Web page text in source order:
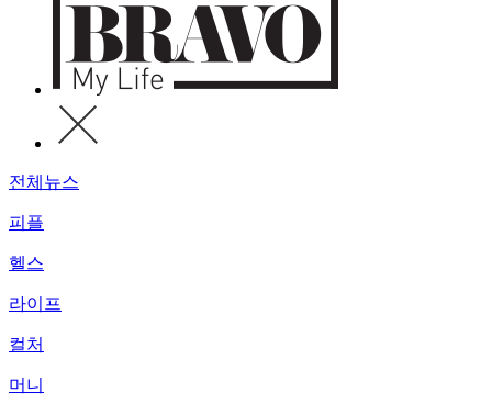
전체뉴스
피플
헬스
라이프
컬처
머니